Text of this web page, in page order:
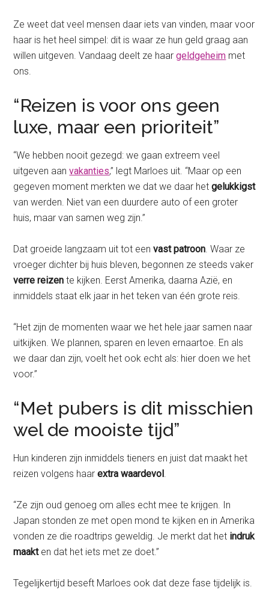
Ze weet dat veel mensen daar iets van vinden, maar voor
haar is het heel simpel: dit is waar ze hun geld graag aan
willen uitgeven. Vandaag deelt ze haargeldgeheim met
ons.
“Reizen is voor ons geen
luxe, maar een prioriteit”
“We hebben nooit gezegd: we gaan extreem veel
uitgeven aanvakanties,” legt Marloes uit. “Maar op een
gegeven moment merkten we dat we daar hetgelukkigst
van werden. Niet van een duurdere auto of een groter
huis, maar van samen weg zijn.”
Dat groeide langzaam uit tot eenvast patroon. Waar ze
vroeger dichter bij huis bleven, begonnen ze steeds vaker
verre reizente kijken. Eerst Amerika, daarna Azië, en
inmiddels staat elk jaar in het teken van één grote reis.
“Het zijn de momenten waar we het hele jaar samen naar
uitkijken. We plannen, sparen en leven ernaartoe. En als
we daar dan zijn, voelt het ook echt als: hier doen we het
voor.”
“Met pubers is dit misschien
wel de mooiste tijd”
Hun kinderen zijn inmiddels tieners en juist dat maakt het
reizen volgens haarextra waardevol .
“Ze zijn oud genoeg om alles echt mee te krijgen. In
Japan stonden ze met open mond te kijken en in Amerika
vonden ze die roadtrips geweldig. Je merkt dat het indruk
maakt en dat het iets met ze doet.”
Tegelijkertijd beseft Marloes ook dat deze fase tijdelijk is.